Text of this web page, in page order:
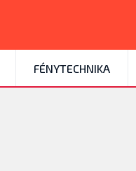
FÉNYTECHNIKA